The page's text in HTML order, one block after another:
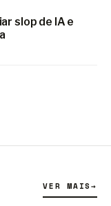
slop de IA e
VER MAIS→